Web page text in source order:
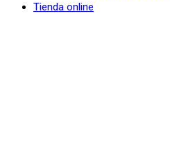
Tienda online